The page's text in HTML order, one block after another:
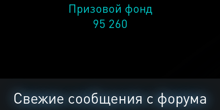
Призовой фонд
95 260
Свежие сообщения с форума